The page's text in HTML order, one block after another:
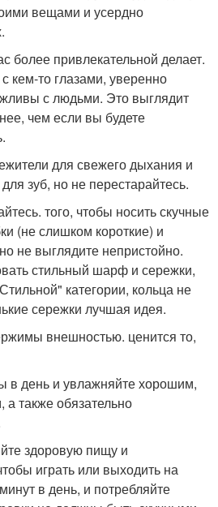
вещами и усердно
более привлекательной делает.
кем-то глазами, уверенно
с людьми. Это выглядит
чем если вы будете
для свежего дыхания и
зуб, но не перестарайтесь.
того, чтобы носить скучные
(не слишком короткие) и
не выглядите непристойно.
стильный шарф и сережки,
категории, кольца не
сережки лучшая идея.
внешностью. ценится то,
в день и увлажняйте хорошим,
также обязательно
здоровую пищу и
играть или выходить на
в день, и потребляйте